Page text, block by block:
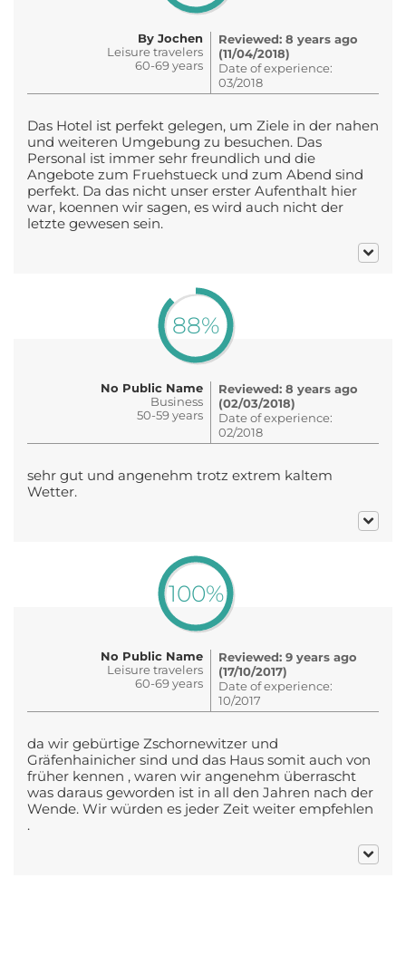
By Jochen
Leisure travelers
60-69 years
Reviewed: 8 years ago
(11/04/2018)
Date of experience:
03/2018
Das Hotel ist perfekt gelegen, um Ziele in der nahen
und weiteren Umgebung zu besuchen. Das
Personal ist immer sehr freundlich und die
Angebote zum Fruehstueck und zum Abend sind
perfekt. Da das nicht unser erster Aufenthalt hier
war, koennen wir sagen, es wird auch nicht der
letzte gewesen sein.
88%
No Public Name
Business
50-59 years
Reviewed: 8 years ago
(02/03/2018)
Date of experience:
02/2018
sehr gut und angenehm trotz extrem kaltem
Wetter.
100%
No Public Name
Leisure travelers
60-69 years
Reviewed: 9 years ago
(17/10/2017)
Date of experience:
10/2017
da wir gebürtige Zschornewitzer und
Gräfenhainicher sind und das Haus somit auch von
früher kennen , waren wir angenehm überrascht
was daraus geworden ist in all den Jahren nach der
Wende. Wir würden es jeder Zeit weiter empfehlen
.